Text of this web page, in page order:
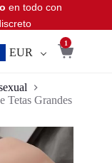
en todo con
EUR
1
Tetas Grandes